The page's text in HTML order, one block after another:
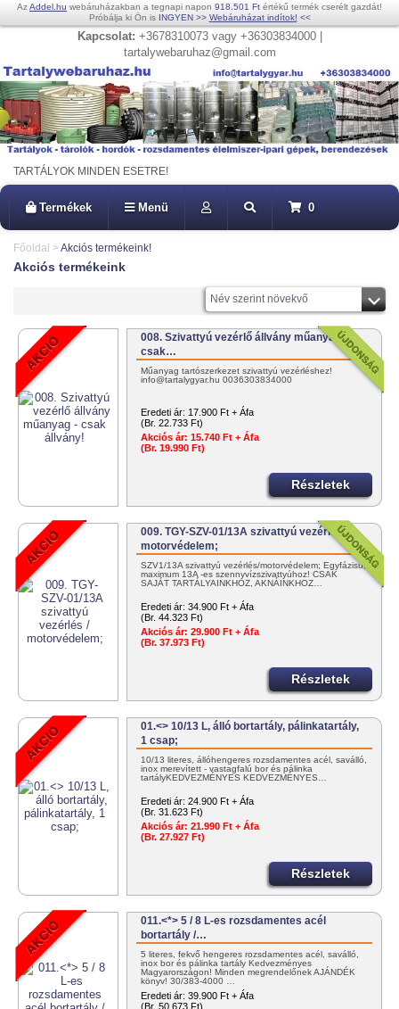
AzAddel.hu webáruházakban a tegnapi napon 918.501 Ft értékű termék cserélt gazdát!
Próbálja ki Ön is INGYEN >> Webáruházat indítok! <<
Kapcsolat: +3678310073 vagy +36303834000 |
tartalywebaruhaz@gmail.com
TARTÁLYOK MINDEN ESETRE!
Termékek Menü 0
Főoldal >Akciós termékeink!
Akciós termékeink
Név szerint növekvő
008. Szivattyú vezérlő állvány műanyag -
csak…
Műanyag tartószerkezet szivattyú vezérléshez!
info@tartalygyar.hu 0036303834000
Eredeti ár: 17.900 Ft + Áfa
(Br. 22.733 Ft)
Akciós ár: 15.740 Ft + Áfa
(Br. 19.990 Ft)
Részletek
009. TGY-SZV-01/13A szivattyú vezérlés /
motorvédelem;
SZV1/13A szivattyú vezérlés/motorvédelem; Egyfázisú,
maximum 13A -es szennyvízszivattyúhoz! CSAK
SAJÁT TARTÁLYAINKHOZ, AKNÁINKHOZ…
Eredeti ár: 34.900 Ft + Áfa
(Br. 44.323 Ft)
Akciós ár: 29.900 Ft + Áfa
(Br. 37.973 Ft)
Részletek
01.<> 10/13 L, álló bortartály, pálinkatartály,
1 csap;
10/13 literes, állóhengeres rozsdamentes acél, saválló,
inox merevített - vastagfalú bor és pálinka
tartályKEDVEZMÉNYES KEDVEZMÉNYES…
Eredeti ár: 24.900 Ft + Áfa
(Br. 31.623 Ft)
Akciós ár: 21.990 Ft + Áfa
(Br. 27.927 Ft)
Részletek
011.<*> 5 / 8 L-es rozsdamentes acél
bortartály /…
5 literes, fekvő hengeres rozsdamentes acél, saválló,
inox bor és pálinka tartály Kedvezményes
Magyarországon! Minden megrendelőnek AJÁNDÉK
könyv! 30/383-4000 …
Eredeti ár: 39.900 Ft + Áfa
(Br. 50.673 Ft)